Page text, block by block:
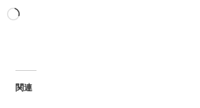
関連